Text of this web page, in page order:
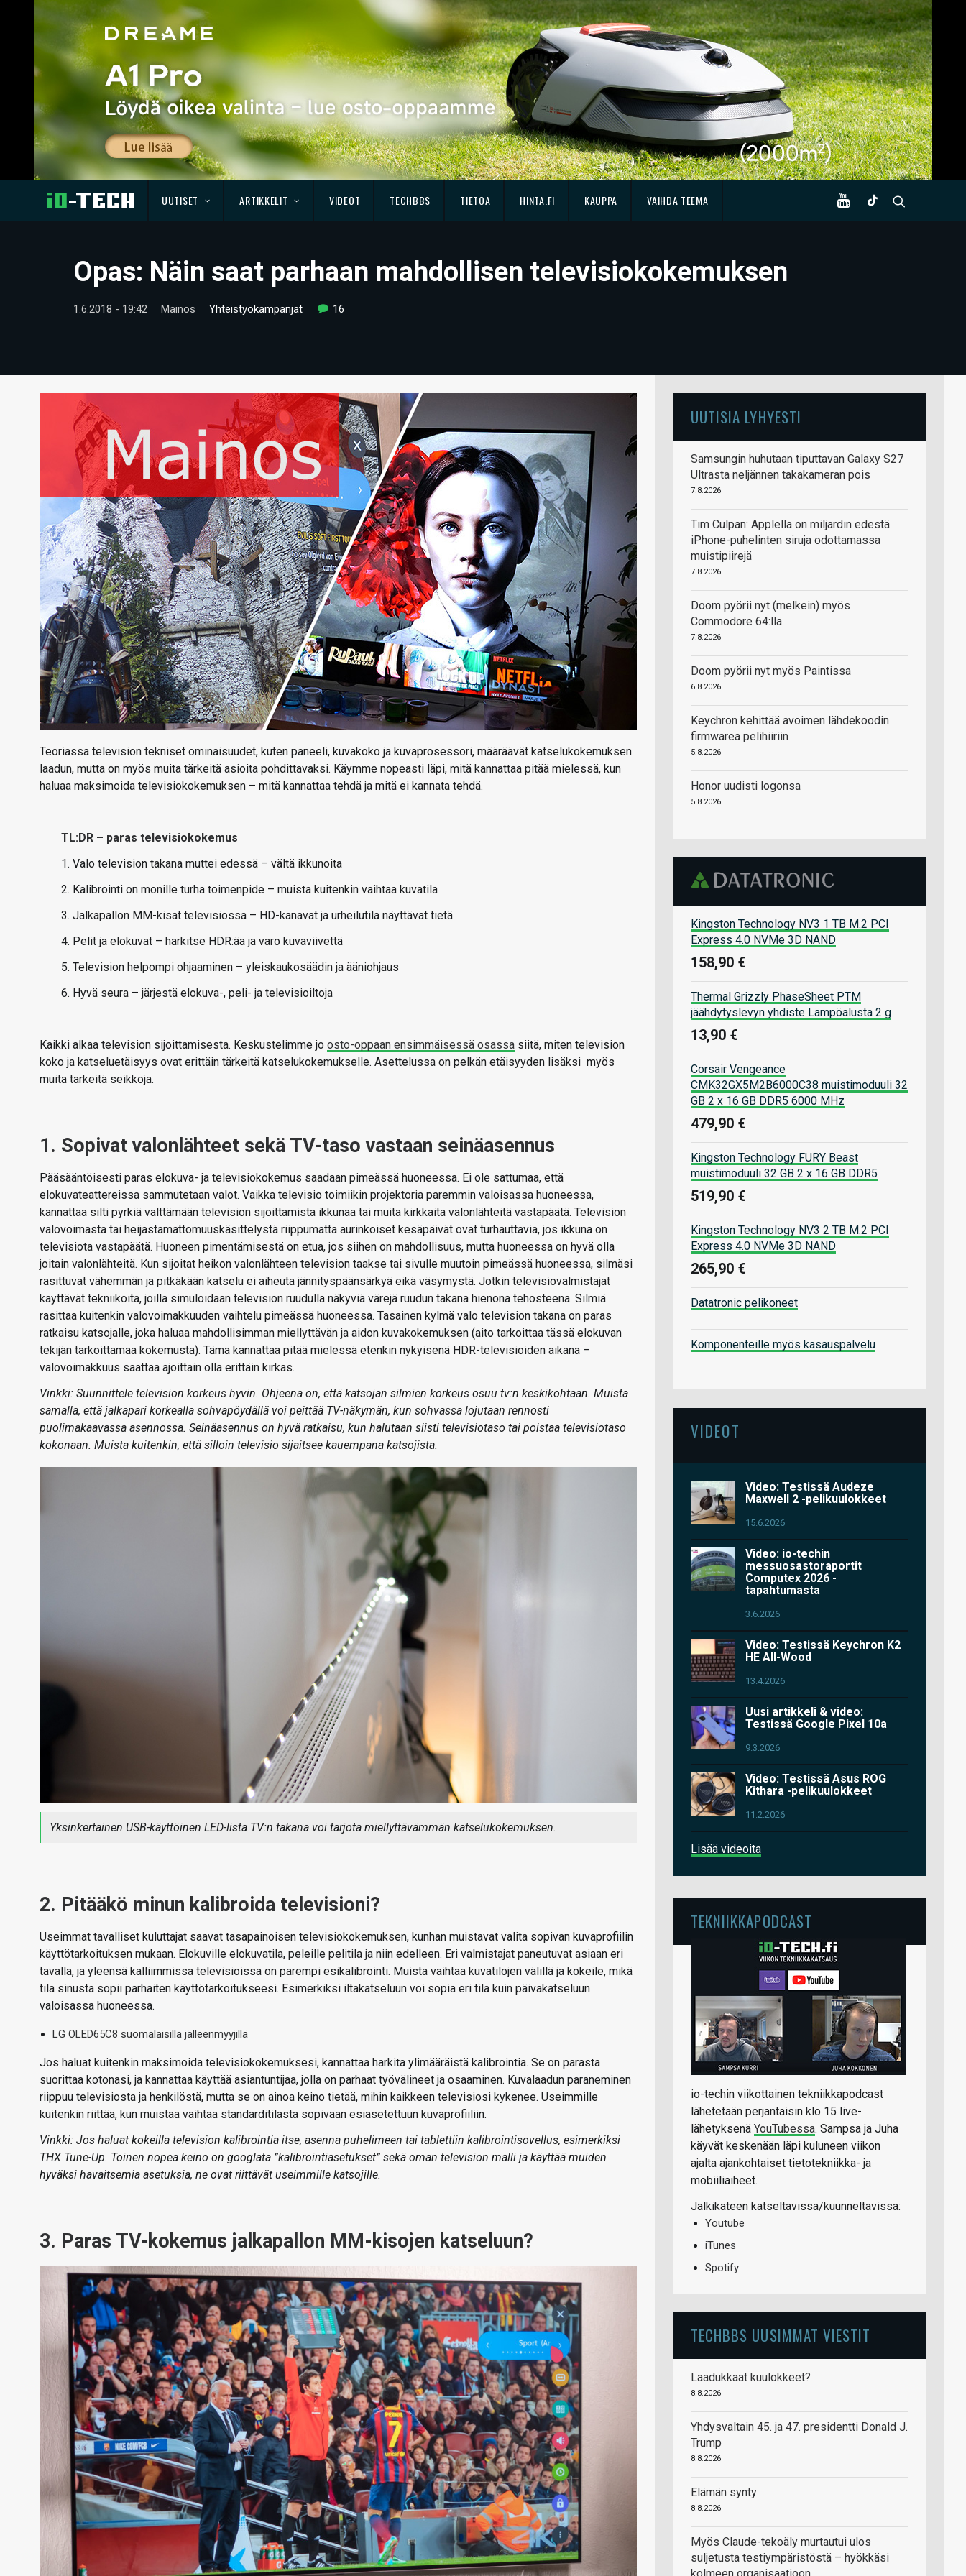
UUTISET ARTIKKELIT VIDEOT TECHBBS TIETOA HINTA.FI KAUPPA VAIHDA TEEMA
Opas: Näin saat parhaan mahdollisen televisiokokemuksen
1.6.2018 - 19:42 Mainos Yhteistyökampanjat 16
Teoriassa television tekniset ominaisuudet, kuten paneeli, kuvakoko ja kuvaprosessori, määräävät katselukokemuksen
laadun, mutta on myös muita tärkeitä asioita pohdittavaksi. Käymme nopeasti läpi, mitä kannattaa pitää mielessä, kun
haluaa maksimoida televisiokokemuksen – mitä kannattaa tehdä ja mitä ei kannata tehdä.
TL:DR – paras televisiokokemus
1. Valo television takana muttei edessä – vältä ikkunoita
2. Kalibrointi on monille turha toimenpide – muista kuitenkin vaihtaa kuvatila
3. Jalkapallon MM-kisat televisiossa – HD-kanavat ja urheilutila näyttävät tietä
4. Pelit ja elokuvat – harkitse HDR:ää ja varo kuvaviivettä
5. Television helpompi ohjaaminen – yleiskaukosäädin ja ääniohjaus
6. Hyvä seura – järjestä elokuva-, peli- ja televisioiltoja
Kaikki alkaa television sijoittamisesta. Keskustelimme jo osto-oppaan ensimmäisessä osassa siitä, miten television
koko ja katseluetäisyys ovat erittäin tärkeitä katselukokemukselle. Asettelussa on pelkän etäisyyden lisäksi myös
muita tärkeitä seikkoja.
1. Sopivat valonlähteet sekä TV-taso vastaan seinäasennus
Pääsääntöisesti paras elokuva- ja televisiokokemus saadaan pimeässä huoneessa. Ei ole sattumaa, että
elokuvateattereissa sammutetaan valot. Vaikka televisio toimiikin projektoria paremmin valoisassa huoneessa,
kannattaa silti pyrkiä välttämään television sijoittamista ikkunaa tai muita kirkkaita valonlähteitä vastapäätä. Television
valovoimasta tai heijastamattomuuskäsittelystä riippumatta aurinkoiset kesäpäivät ovat turhauttavia, jos ikkuna on
televisiota vastapäätä. Huoneen pimentämisestä on etua, jos siihen on mahdollisuus, mutta huoneessa on hyvä olla
joitain valonlähteitä. Kun sijoitat heikon valonlähteen television taakse tai sivulle muutoin pimeässä huoneessa, silmäsi
rasittuvat vähemmän ja pitkäkään katselu ei aiheuta jännityspäänsärkyä eikä väsymystä. Jotkin televisiovalmistajat
käyttävät tekniikoita, joilla simuloidaan television ruudulla näkyviä värejä ruudun takana hienona tehosteena. Silmiä
rasittaa kuitenkin valovoimakkuuden vaihtelu pimeässä huoneessa. Tasainen kylmä valo television takana on paras
ratkaisu katsojalle, joka haluaa mahdollisimman miellyttävän ja aidon kuvakokemuksen (aito tarkoittaa tässä elokuvan
tekijän tarkoittamaa kokemusta). Tämä kannattaa pitää mielessä etenkin nykyisenä HDR-televisioiden aikana –
valovoimakkuus saattaa ajoittain olla erittäin kirkas.
Vinkki: Suunnittele television korkeus hyvin. Ohjeena on, että katsojan silmien korkeus osuu tv:n keskikohtaan. Muista
samalla, että jalkapari korkealla sohvapöydällä voi peittää TV-näkymän, kun sohvassa lojutaan rennosti
puolimakaavassa asennossa. Seinäasennus on hyvä ratkaisu, kun halutaan siisti televisiotaso tai poistaa televisiotaso
kokonaan. Muista kuitenkin, että silloin televisio sijaitsee kauempana katsojista.
Yksinkertainen USB-käyttöinen LED-lista TV:n takana voi tarjota miellyttävämmän katselukokemuksen.
2. Pitääkö minun kalibroida televisioni?
Useimmat tavalliset kuluttajat saavat tasapainoisen televisiokokemuksen, kunhan muistavat valita sopivan kuvaprofiilin
käyttötarkoituksen mukaan. Elokuville elokuvatila, peleille pelitila ja niin edelleen. Eri valmistajat paneutuvat asiaan eri
tavalla, ja yleensä kalliimmissa televisioissa on parempi esikalibrointi. Muista vaihtaa kuvatilojen välillä ja kokeile, mikä
tila sinusta sopii parhaiten käyttötarkoitukseesi. Esimerkiksi iltakatseluun voi sopia eri tila kuin päiväkatseluun
valoisassa huoneessa.
LG OLED65C8 suomalaisilla jälleenmyyjillä
Jos haluat kuitenkin maksimoida televisiokokemuksesi, kannattaa harkita ylimääräistä kalibrointia. Se on parasta
suorittaa kotonasi, ja kannattaa käyttää asiantuntijaa, jolla on parhaat työvälineet ja osaaminen. Kuvalaadun paraneminen
riippuu televisiosta ja henkilöstä, mutta se on ainoa keino tietää, mihin kaikkeen televisiosi kykenee. Useimmille
kuitenkin riittää, kun muistaa vaihtaa standarditilasta sopivaan esiasetettuun kuvaprofiiliin.
Vinkki: Jos haluat kokeilla television kalibrointia itse, asenna puhelimeen tai tablettiin kalibrointisovellus, esimerkiksi
THX Tune-Up. Toinen nopea keino on googlata ”kalibrointiasetukset” sekä oman television malli ja käyttää muiden
hyväksi havaitsemia asetuksia, ne ovat riittävät useimmille katsojille.
3. Paras TV-kokemus jalkapallon MM-kisojen katseluun?
UUTISIA LYHYESTI
Samsungin huhutaan tiputtavan Galaxy S27
Ultrasta neljännen takakameran pois
7.8.2026
Tim Culpan: Applella on miljardin edestä
iPhone-puhelinten siruja odottamassa
muistipiirejä
7.8.2026
Doom pyörii nyt (melkein) myös
Commodore 64:llä
7.8.2026
Doom pyörii nyt myös Paintissa
6.8.2026
Keychron kehittää avoimen lähdekoodin
firmwarea pelihiiriin
5.8.2026
Honor uudisti logonsa
5.8.2026
Kingston Technology NV3 1 TB M.2 PCI
Express 4.0 NVMe 3D NAND
158,90 €
Thermal Grizzly PhaseSheet PTM
jäähdytyslevyn yhdiste Lämpöalusta 2 g
13,90 €
Corsair Vengeance
CMK32GX5M2B6000C38 muistimoduuli 32
GB 2 x 16 GB DDR5 6000 MHz
479,90 €
Kingston Technology FURY Beast
muistimoduuli 32 GB 2 x 16 GB DDR5
519,90 €
Kingston Technology NV3 2 TB M.2 PCI
Express 4.0 NVMe 3D NAND
265,90 €
Datatronic pelikoneet
Komponenteille myös kasauspalvelu
VIDEOT
Video: Testissä Audeze
Maxwell 2 -pelikuulokkeet
15.6.2026
Video: io-techin
messuosastoraportit
Computex 2026 -
tapahtumasta
3.6.2026
Video: Testissä Keychron K2
HE All-Wood
13.4.2026
Uusi artikkeli & video:
Testissä Google Pixel 10a
9.3.2026
Video: Testissä Asus ROG
Kithara -pelikuulokkeet
11.2.2026
Lisää videoita
TEKNIIKKAPODCAST
io-techin viikottainen tekniikkapodcast
lähetetään perjantaisin klo 15 live-
lähetyksenä YouTubessa. Sampsa ja Juha
käyvät keskenään läpi kuluneen viikon
ajalta ajankohtaiset tietotekniikka- ja
mobiiliaiheet.
Jälkikäteen katseltavissa/kuunneltavissa:
Youtube
iTunes
Spotify
TECHBBS UUSIMMAT VIESTIT
Laadukkaat kuulokkeet?
8.8.2026
Yhdysvaltain 45. ja 47. presidentti Donald J.
Trump
8.8.2026
Elämän synty
8.8.2026
Myös Claude-tekoäly murtautui ulos
suljetusta testiympäristöstä – hyökkäsi